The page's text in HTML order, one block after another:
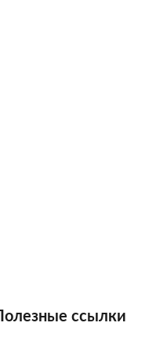
Полезные ссылки